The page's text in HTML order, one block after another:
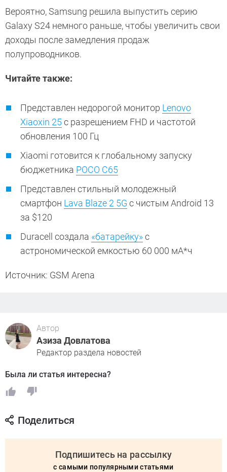
Вероятно, Samsung решила выпустить серию
Galaxy S24 немного раньше, чтобы увеличить свои
доходы после замедления продаж
полупроводников.
Читайте также:
Представлен недорогой монитор Lenovo
Xiaoxin 25с разрешением FHD и частотой
обновления 100 Гц
Xiaomi готовится к глобальному запуску
бюджетника POCO C65
Представлен стильный молодежный
смартфон Lava Blaze 2 5G с чистым Android 13
за $120
Duracell создала «батарейку»с
астрономической емкостью 60 000 мА*ч
Источник: GSM Arena
Автор
Азиза Довлатова
Редактор раздела новостей
Была ли статья интересна?
Поделиться
Подпишитесь на рассылку
с самыми популярными статьями